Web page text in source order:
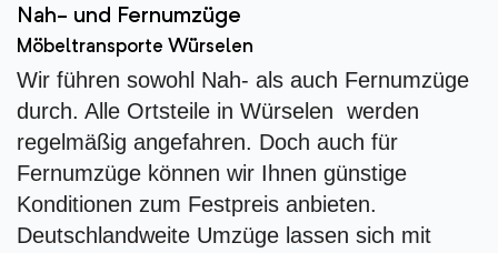
Nah- und Fernumzüge
Möbeltransporte Würselen
Wir führen sowohl Nah- als auch Fernumzüge
durch. Alle Ortsteile in Würselen werden
regelmäßig angefahren. Doch auch für
Fernumzüge können wir Ihnen günstige
Konditionen zum Festpreis anbieten.
Deutschlandweite Umzüge lassen sich mit